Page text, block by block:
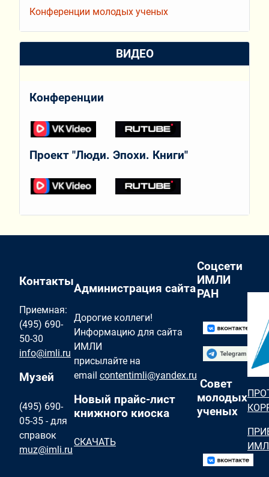
Конференции молодых ученых
ВИДЕО
Конференции
Проект "Люди. Эпохи. Книги"
Контакты
Приемная:
(495) 690-
50-30
info@imli.ru
Музей
(495) 690-
05-35 - для
справок
muz@imli.ru
Администрация сайта
Дорогие коллеги!
Информацию для сайта
ИМЛИ
присылайте на
email contentimli@yandex.ru
Новый прайс-лист
книжного киоска
СКАЧАТЬ
Соцсети
ИМЛИ
РАН
Совет
молодых
ученых